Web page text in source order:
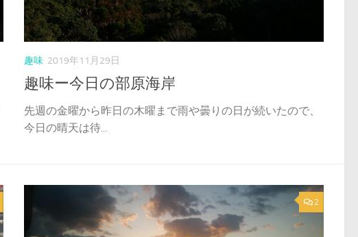
趣味 2019年11月29日
趣味ー今日の部原海岸
先週の金曜から昨日の木曜まで雨や曇りの日が続いたので、
今日の晴天は待...
2